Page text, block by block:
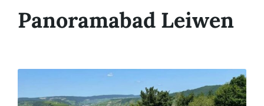
Panoramabad Leiwen